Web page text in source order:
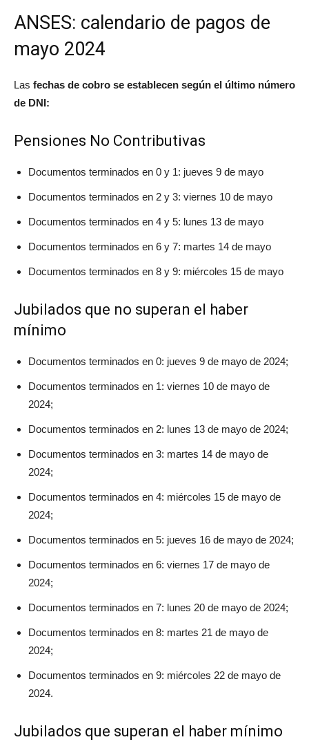
ANSES: calendario de pagos de
mayo 2024
Las fechas de cobro se establecen según el último número
de DNI:
Pensiones No Contributivas
Documentos terminados en 0 y 1: jueves 9 de mayo
Documentos terminados en 2 y 3: viernes 10 de mayo
Documentos terminados en 4 y 5: lunes 13 de mayo
Documentos terminados en 6 y 7: martes 14 de mayo
Documentos terminados en 8 y 9: miércoles 15 de mayo
Jubilados que no superan el haber
mínimo
Documentos terminados en 0: jueves 9 de mayo de 2024;
Documentos terminados en 1: viernes 10 de mayo de
2024;
Documentos terminados en 2: lunes 13 de mayo de 2024;
Documentos terminados en 3: martes 14 de mayo de
2024;
Documentos terminados en 4: miércoles 15 de mayo de
2024;
Documentos terminados en 5: jueves 16 de mayo de 2024;
Documentos terminados en 6: viernes 17 de mayo de
2024;
Documentos terminados en 7: lunes 20 de mayo de 2024;
Documentos terminados en 8: martes 21 de mayo de
2024;
Documentos terminados en 9: miércoles 22 de mayo de
2024.
Jubilados que superan el haber mínimo